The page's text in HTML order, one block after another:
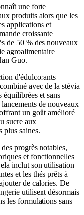
une forte
produits alors que les
applications et
croissante
de 50 % des nouveaux
agroalimentaire
Guo.
d'édulcorants
avec de la stévia
et sans
de nouveaux
un goût amélioré
sucre aux
plus saines.
progrès notables,
et fonctionnelles
inclut son utilisation
et les thés prêts à
de calories. De
utilisent désormais
les formulations sans